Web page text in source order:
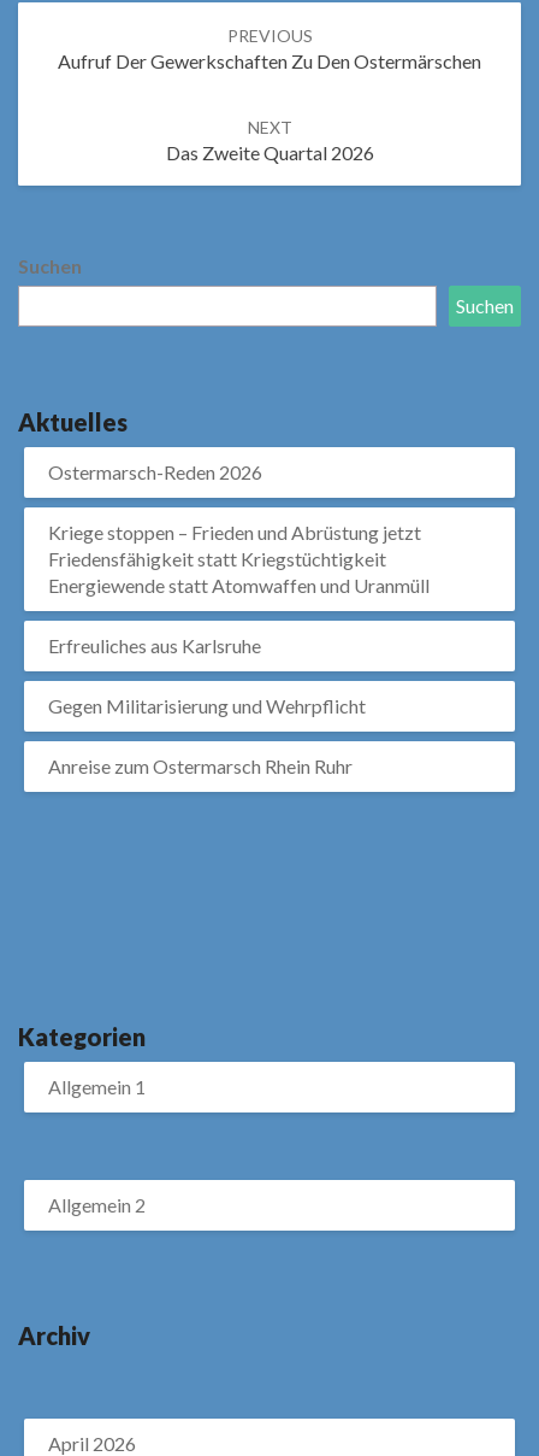
PREVIOUS
Aufruf Der Gewerkschaften Zu Den Ostermärschen
NEXT
Das Zweite Quartal 2026
Suchen
Suchen
Aktuelles
Ostermarsch-Reden 2026
Kriege stoppen – Frieden und Abrüstung jetzt
Friedensfähigkeit statt Kriegstüchtigkeit
Energiewende statt Atomwaffen und Uranmüll
Erfreuliches aus Karlsruhe
Gegen Militarisierung und Wehrpflicht
Anreise zum Ostermarsch Rhein Ruhr
Kategorien
Allgemein 1
Allgemein 2
Archiv
April 2026